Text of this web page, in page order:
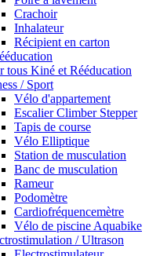
Crachoir
Inhalateur
Récipient en carton
tous Kiné et Rééducation
/ Sport
Vélo d'appartement
Escalier Climber Stepper
Tapis de course
Vélo Elliptique
Station de musculation
Banc de musculation
Rameur
Podomètre
Cardiofréquencemètre
Vélo de piscine Aquabike
/ Ultrason